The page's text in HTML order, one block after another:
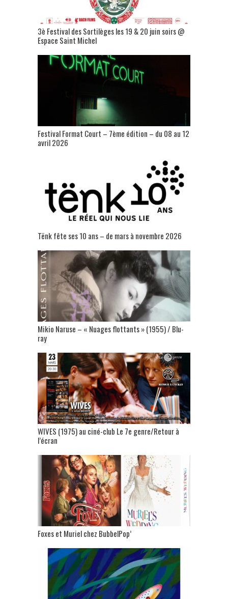
3è Festival des Sortilèges les 19 & 20 juin soirs @
Espace Saint Michel
Festival Format Court – 7ème édition – du 08 au 12
avril 2026
Tënk fête ses 10 ans – de mars à novembre 2026
Mikio Naruse – « Nuages flottants » (1955) / Blu-
ray
WIVES (1975) au ciné-club Le 7e genre/Retour à
l’écran
Foxes et Muriel chez BubbelPop’